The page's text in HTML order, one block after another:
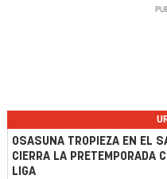
OSASUNA TROPIEZA EN EL
CIERRA LA PRETEMPORADA
LIGA